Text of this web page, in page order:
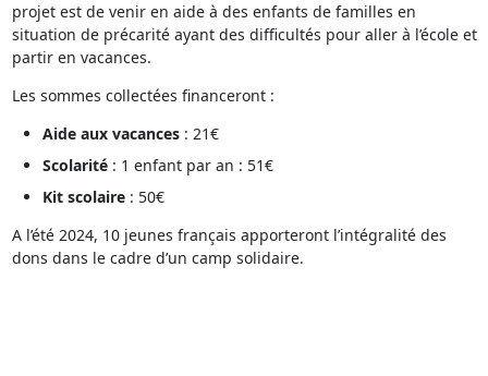
BOUTIQUE CONTACT
projet est de venir en aide à des enfants de familles en
situation de précarité ayant des difficultés pour aller à l’école et
partir en vacances.
Les sommes collectées financeront :
Aide aux vacances: 21€
Scolarité: 1 enfant par an : 51€
Kit scolaire: 50€
A l’été 2024, 10 jeunes français apporteront l’intégralité des
dons dans le cadre d’un camp solidaire.